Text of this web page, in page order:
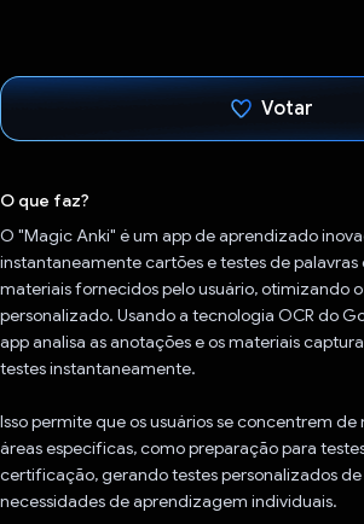
Votar
O que faz?
O "Magic Anki" é um app de aprendizado
instantaneamente cartões e testes de palavras
materiais fornecidos pelo usuário, otimizando
personalizado. Usando a tecnologia OCR do
app analisa as anotações e os materiais
testes instantaneamente.
Isso permite que os usuários se concentrem
áreas específicas, como preparação para
certificação, gerando testes personalizados
necessidades de aprendizagem individuais.